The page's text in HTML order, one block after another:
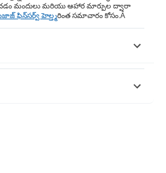
మందులు మరియు ఆహార మార్పుల ద్వారా
ఫిన్‌సర్వ్ హెల్త్మరింత సమాచారం కోసం.Â
encyclopedia/content.aspx?